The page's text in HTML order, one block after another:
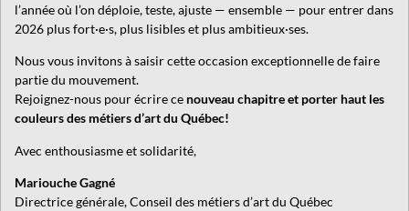
l’année où l’on déploie, teste, ajuste — ensemble — pour entrer dans
2026 plus fort·e·s, plus lisibles et plus ambitieux·ses.
Nous vous invitons à saisir cette occasion exceptionnelle de faire
partie du mouvement.
Rejoignez-nous pour écrire ce nouveau chapitre et porter haut les
couleurs des métiers d’art du Québec!
Avec enthousiasme et solidarité,
Mariouche Gagné
Directrice générale, Conseil des métiers d’art du Québec